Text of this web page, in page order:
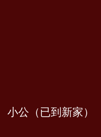
小公（已到新家）